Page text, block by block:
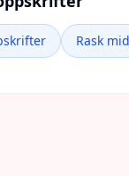
Rask